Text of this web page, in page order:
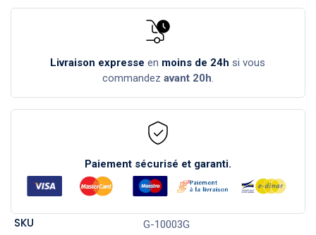
Livraison expresse en moins de 24h si vous
commandez avant 20h.
Paiement sécurisé et garanti.
SKU G-10003G